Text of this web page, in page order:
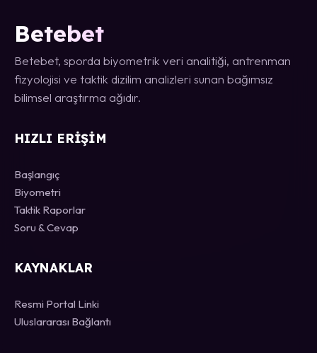
Betebet
Betebet, sporda biyometrik veri analitiği, antrenman
fizyolojisi ve taktik dizilim analizleri sunan bağımsız
bilimsel araştırma ağıdır.
HIZLI ERIŞIM
Başlangıç
Biyometri
Taktik Raporlar
Soru & Cevap
KAYNAKLAR
Resmi Portal Linki
Uluslararası Bağlantı